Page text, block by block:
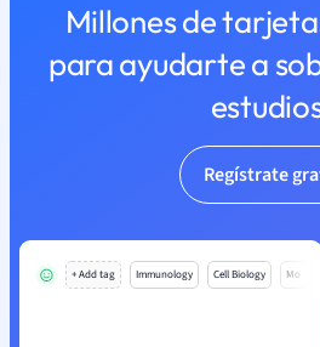
Millones de
para ayudarte a
Regístrate
+ Add tag Immunology Cell Biology Mo